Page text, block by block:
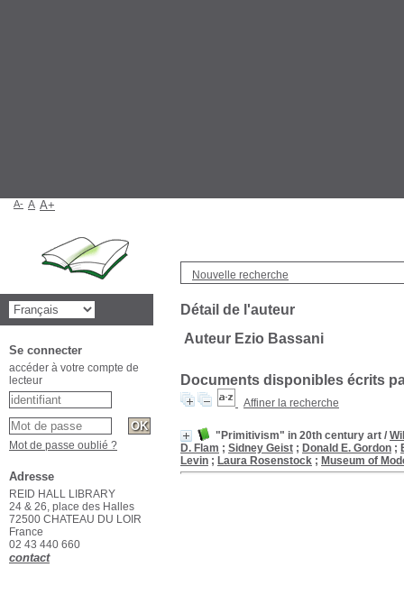
Nouvelle recherche
Détail de l'auteur
Auteur Ezio Bassani
Documents disponibles écrits
Affiner la recherche
"Primitivism" in 20th century art /
D. Flam ; Sidney Geist ; Donald E. Gordon ;
Levin ; Laura Rosenstock ; Museum of
A- A A+
Se connecter
accéder à votre compte de
lecteur
Mot de passe oublié ?
Adresse
REID HALL LIBRARY
24 & 26, place des Halles
72500 CHATEAU DU LOIR
France
02 43 440 660
contact